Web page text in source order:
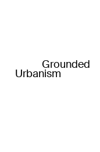
Grounded
Urbanism